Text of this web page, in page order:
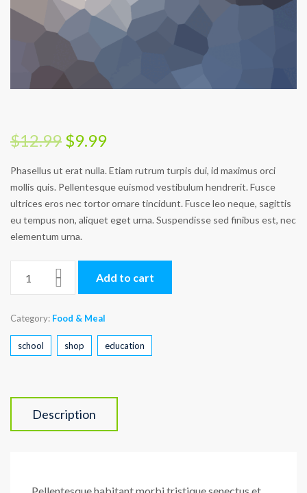
$12.99 $9.99
Phasellus ut erat nulla. Etiam rutrum turpis dui, id maximus orci
mollis quis. Pellentesque euismod vestibulum hendrerit. Fusce
ultrices eros nec tortor ornare tincidunt. Fusce leo neque, sagittis
eu tempus non, aliquet eget urna. Suspendisse sed finibus est, nec
elementum urna.
Add to cart
Category: Food & Meal
school shop education
Description